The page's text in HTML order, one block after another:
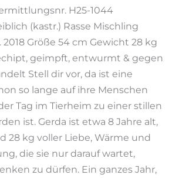
H25-1044
(kastr.) Rasse Mischling
2018 Größe 54 cm Gewicht 28 kg
geimpft, entwurmt & gegen
Stell dir vor, da ist eine
so lange auf ihre Menschen
Tag im Tierheim zu einer stillen
ist. Gerda ist etwa 8 Jahre alt,
28 kg voller Liebe, Wärme und
die sie nur darauf wartet,
zu dürfen. Ein ganzes Jahr,